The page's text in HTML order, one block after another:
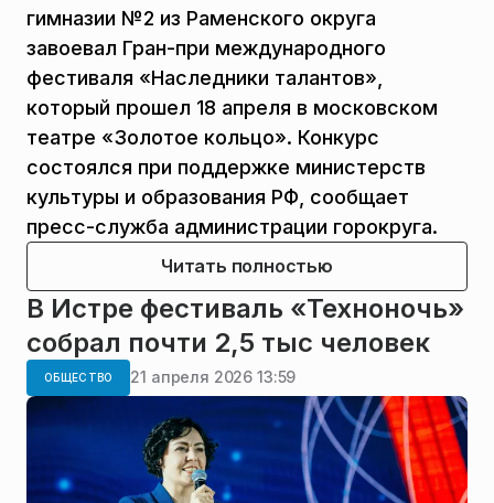
гимназии №2 из Раменского округа
завоевал Гран-при международного
фестиваля «Наследники талантов»,
который прошел 18 апреля в московском
театре «Золотое кольцо». Конкурс
состоялся при поддержке министерств
культуры и образования РФ, сообщает
пресс-служба администрации горокруга.
Читать полностью
В Истре фестиваль «Техноночь»
собрал почти 2,5 тыс человек
ОБЩЕСТВО 21 апреля 2026 13:59